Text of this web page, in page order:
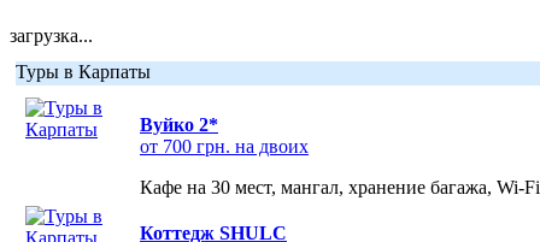
загрузка...
Туры в Карпаты
Вуйко 2*
от 700 грн. на двоих
Кафе на 30 мест, мангал, хранение багажа, Wi-
Коттедж SHULC